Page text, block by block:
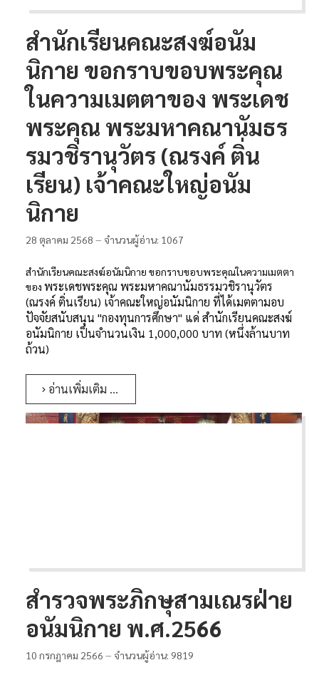
สำนักเรียนคณะสงฆ์อนัม
นิกาย ขอกราบขอบพระคุณ
ในความเมตตาของ พระเดช
พระคุณ พระมหาคณานัมธร
รมวชิรานุวัตร (ณรงค์ ติ่น
เรียน) เจ้าคณะใหญ่อนัม
นิกาย
28 ตุลาคม 2568 จำนวนผู้อ่าน: 1067
สำนักเรียนคณะสงฆ์อนัมนิกาย ขอกราบขอบพระคุณในความเมตตา
ของ พระเดชพระคุณ พระมหาคณานัมธรรมวชิรานุวัตร
(ณรงค์ ติ่นเรียน) เจ้าคณะใหญ่อนัมนิกาย ที่ได้เมตตามอบ
ปัจจัยสนับสนุน "กองทุนการศึกษา" แด่ สำนักเรียนคณะสงฆ์
อนัมนิกาย เป็นจำนวนเงิน 1,000,000 บาท (หนึ่งล้านบาท
ถ้วน)
อ่านเพิ่มเติม …
สำรวจพระภิกษุสามเณรฝ่าย
อนัมนิกาย พ.ศ.2566
10 กรกฎาคม 2566 จำนวนผู้อ่าน: 9819